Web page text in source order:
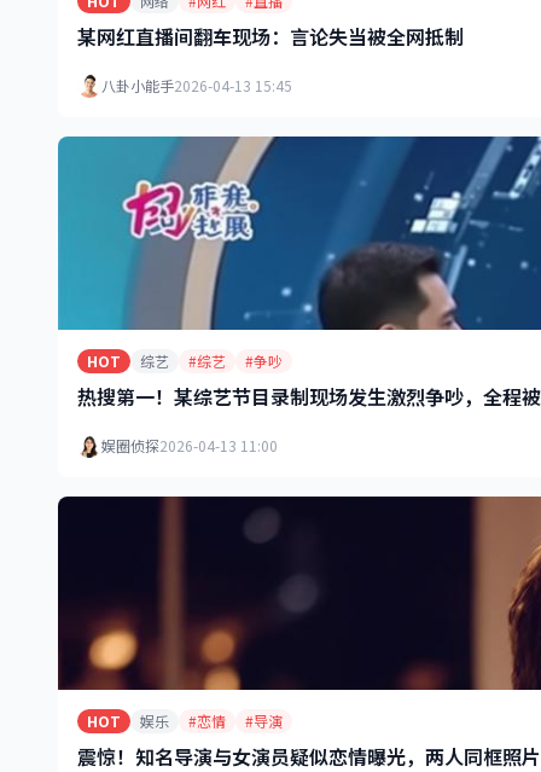
某网红直播间翻车现场：言论失当被全网抵制
八卦小能手2026-04-13 15:45
HOT 综艺 #综艺 #争吵
热搜第一！某综艺节目录制现场发生激烈争吵，全程
娱圈侦探2026-04-13 11:00
HOT 娱乐 #恋情 #导演
震惊！知名导演与女演员疑似恋情曝光，两人同框照